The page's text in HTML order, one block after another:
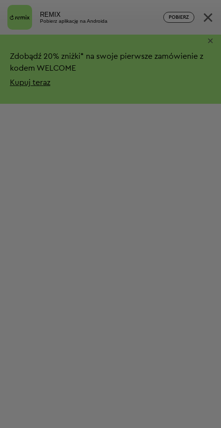
REMIX
Pobierz aplikację na Androida
POBIERZ ×
Zdobądź 20% zniżki* na swoje pierwsze zamówienie z
kodem WELCOME
Kupuj teraz
×